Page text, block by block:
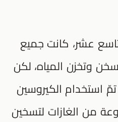
عشر، كانت جميع
وتخزن المياه، لكن
تمّ استخدام الكيروسين
من الغازات لتسخين